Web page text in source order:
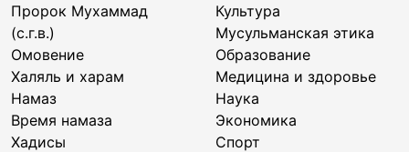
Пророк Мухаммад
(с.г.в.)
Омовение
Халяль и харам
Намаз
Время намаза
Хадисы
Культура
Мусульманская этика
Образование
Медицина и здоровье
Наука
Экономика
Спорт